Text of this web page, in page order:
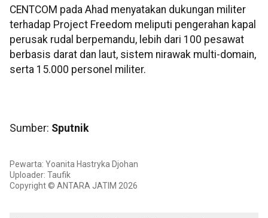
CENTCOM pada Ahad menyatakan dukungan militer
terhadap Project Freedom meliputi pengerahan kapal
perusak rudal berpemandu, lebih dari 100 pesawat
berbasis darat dan laut, sistem nirawak multi-domain,
serta 15.000 personel militer.
Sumber: Sputnik
Pewarta: Yoanita Hastryka Djohan
Uploader: Taufik
Copyright © ANTARA JATIM 2026